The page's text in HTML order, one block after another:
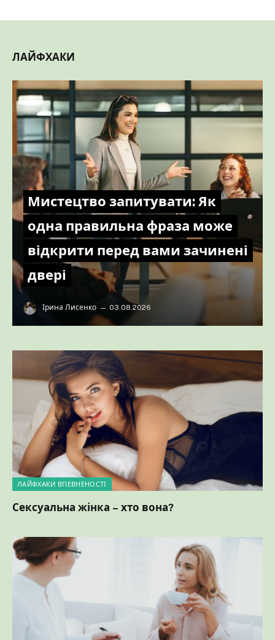
Мистецтво запитувати: Як
одна правильна фраза може
відкрити перед вами зачинені
двері
03.08.2026
ЛАЙФХАКИ ВПЕВНЕНОСТІ
Сексуальна жінка – хто вона?